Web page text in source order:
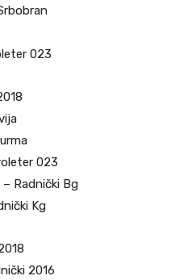
023
023
– Radnički Bg
Kg
2016